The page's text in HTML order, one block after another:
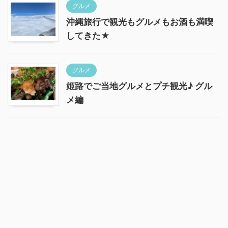
グルメ
沖縄旅行で観光もグルメもお酒も満喫
してきた★
グルメ
姫路でご当地グルメとプチ観光♪ グル
メ編